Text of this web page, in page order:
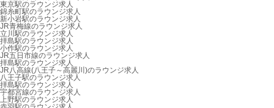
東京駅のラウンジ求人
錦糸町駅のラウンジ求人
新小岩駅のラウンジ求人
JR青梅線のラウンジ求人
立川駅のラウンジ求人
拝島駅のラウンジ求人
小作駅のラウンジ求人
JR五日市線のラウンジ求人
拝島駅のラウンジ求人
JR八高線(八王子～高麗川)のラウンジ求人
八王子駅のラウンジ求人
拝島駅のラウンジ求人
宇都宮線のラウンジ求人
上野駅のラウンジ求人